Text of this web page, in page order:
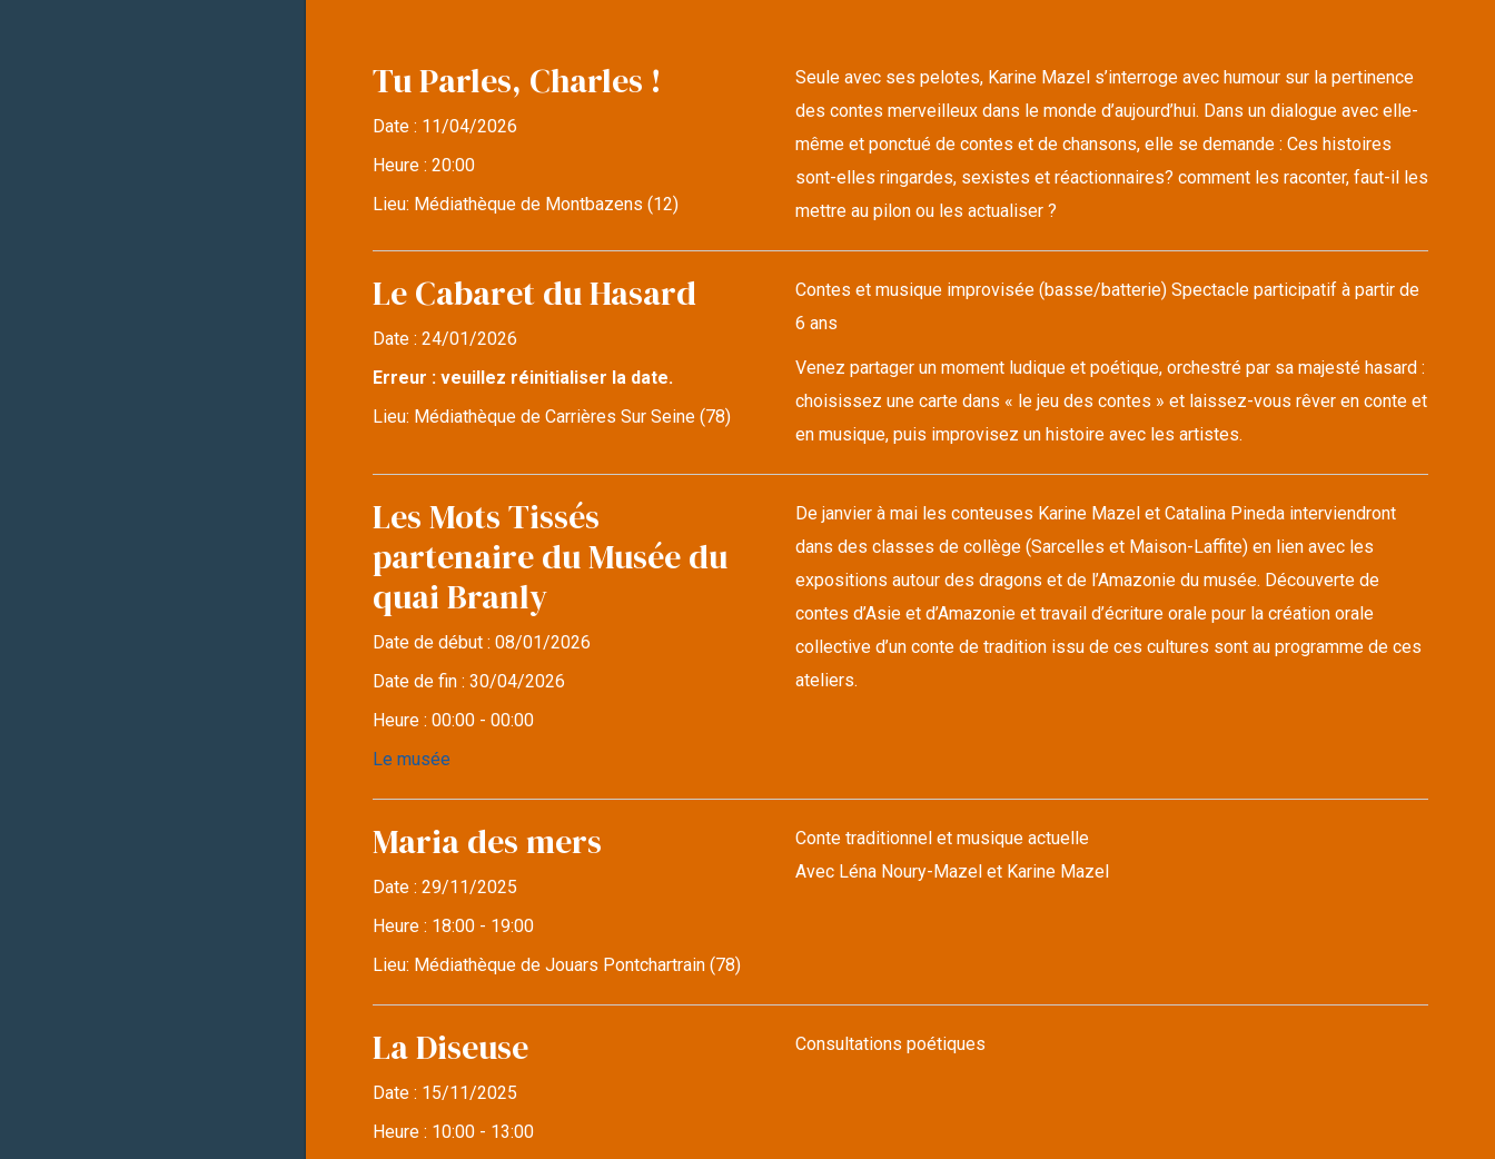
Tu Parles, Charles !
Date : 11/04/2026
Heure :20:00
Lieu: Médiathèque de Montbazens (12)
Seule avec ses pelotes, Karine Mazel s’interroge avec humour sur la pertinence
des contes merveilleux dans le monde d’aujourd’hui. Dans un dialogue avec elle-
même et ponctué de contes et de chansons, elle se demande : Ces histoires
sont-elles ringardes, sexistes et réactionnaires? comment les raconter, faut-il les
mettre au pilon ou les actualiser ?
Le Cabaret du Hasard
Date :24/01/2026
Erreur : veuillez réinitialiser la date.
Lieu: Médiathèque de Carrières Sur Seine (78)
Contes et musique improvisée (basse/batterie) Spectacle participatif à partir de
6 ans
Venez partager un moment ludique et poétique, orchestré par sa majesté hasard :
choisissez une carte dans « le jeu des contes » et laissez-vous rêver en conte et
en musique, puis improvisez un histoire avec les artistes.
Les Mots Tissés
partenaire du Musée du
quai Branly
Date de début :08/01/2026
Date de fin :30/04/2026
Heure :00:00 - 00:00
Le musée
De janvier à mai les conteuses Karine Mazel et Catalina Pineda interviendront
dans des classes de collège (Sarcelles et Maison-Laffite) en lien avec les
expositions autour des dragons et de l’Amazonie du musée. Découverte de
contes d’Asie et d’Amazonie et travail d’écriture orale pour la création orale
collective d’un conte de tradition issu de ces cultures sont au programme de ces
ateliers.
Maria des mers
Date :29/11/2025
Heure : 18:00 - 19:00
Lieu: Médiathèque de Jouars Pontchartrain (78)
Conte traditionnel et musique actuelle
Avec Léna Noury-Mazel et Karine Mazel
La Diseuse
Date : 15/11/2025
Heure : 10:00 - 13:00
Consultations poétiques